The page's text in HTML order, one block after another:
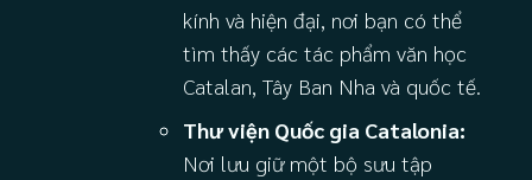
kính và hiện đại, nơi bạn có thể
tìm thấy các tác phẩm văn học
Catalan, Tây Ban Nha và quốc tế.
Thư viện Quốc gia Catalonia:
Nơi lưu giữ một bộ sưu tập